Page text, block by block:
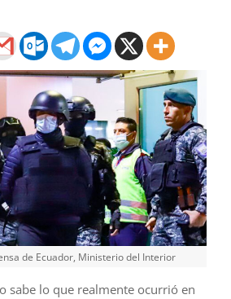
de Ecuador, Ministerio del Interior
sabe lo que realmente ocurrió en